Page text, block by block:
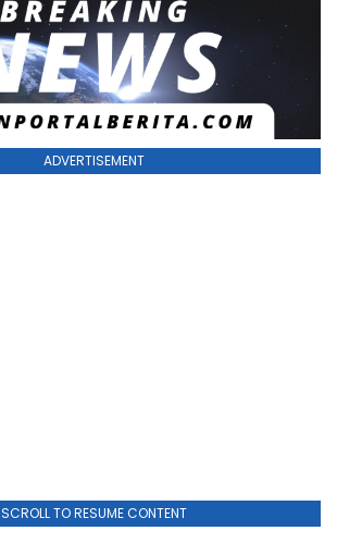
ADVERTISEMENT
SCROLL TO RESUME CONTENT